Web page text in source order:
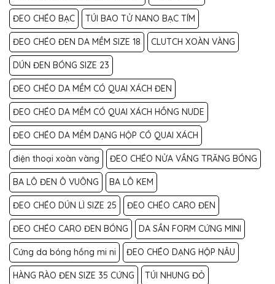
ĐEO CHÉO BẠC TÚI BAO TỬ NANO BẠC TÍM
ĐEO CHÉO ĐEN DA MỀM SIZE 18 CLUTCH XOÀN VÀNG
DÚN ĐEN BÓNG SIZE 23
ĐEO CHÉO DA MỀM CÓ QUAI XÁCH ĐEN
ĐEO CHÉO DA MỀM CÓ QUAI XÁCH HỒNG NUDE
ĐEO CHÉO DA MỀM DẠNG HỘP CÓ QUAI XÁCH
điện thoại xoàn vàng ĐEO CHÉO NỬA VẦNG TRĂNG BÓNG
BA LÔ ĐEN Ô VUÔNG BA LÔ KEM
ĐEO CHÉO DÚN LÌ SIZE 25 ĐEO CHÉO CARO ĐEN
ĐEO CHÉO CARO ĐEN BÓNG DA SẦN FORM CỨNG MINI
Cứng da bóng hồng mi ni ĐEO CHÉO DẠNG HỘP NÂU
HÀNG RÀO ĐEN SIZE 35 CỨNG TÚI NHUNG ĐỎ